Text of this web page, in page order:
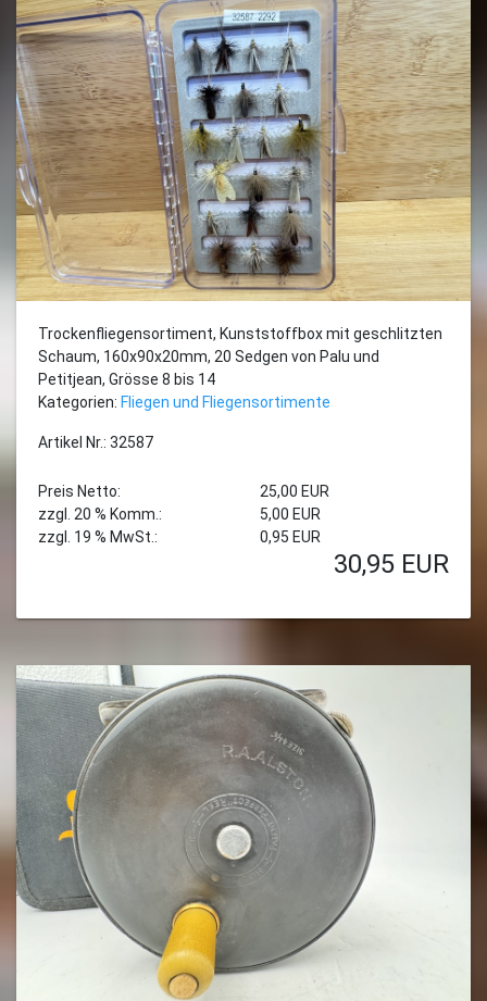
Trockenfliegensortiment, Kunststoffbox mit geschlitzten
Schaum, 160x90x20mm, 20 Sedgen von Palu und
Petitjean, Grösse 8 bis 14
Kategorien: Fliegen und Fliegensortimente
Artikel Nr.: 32587
Preis Netto:
25,00 EUR
zzgl. 20 % Komm.:
5,00 EUR
zzgl. 19 % MwSt.:
0,95 EUR
30,95 EUR